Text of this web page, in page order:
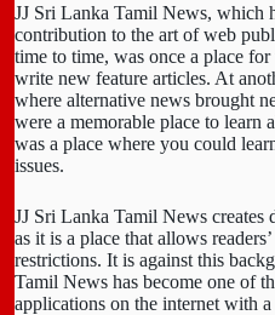
JJ Sri Lanka Tamil News, which
contribution to the art of web
time to time, was once a place
write new feature articles. At
where alternative news brought
were a memorable place to learn
was a place where you could
issues.
JJ Sri Lanka Tamil News creates
as it is a place that allows
restrictions. It is against this
Tamil News has become one of
applications on the internet with a